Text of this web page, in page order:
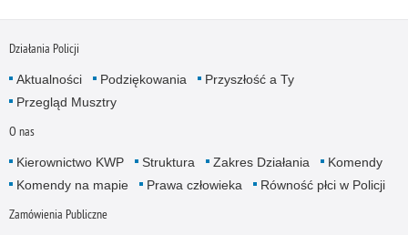
Działania Policji
Aktualności Podziękowania
Przyszłość a Ty
Przegląd Musztry
O nas
Kierownictwo KWP Struktura Zakres Działania
Komendy
Komendy na mapie
Prawa człowieka Równość płci w Policji
Zamówienia Publiczne